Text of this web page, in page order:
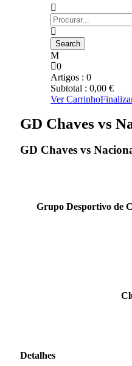
0
Artigos : 0
Subtotal : 0,00 €
Ver Carrinho
GD Chaves vs
GD Chaves vs
Grupo Desportivo de
Detalhes